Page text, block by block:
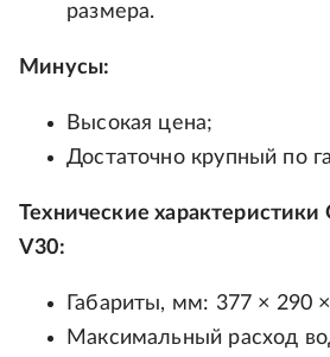
размера.
Минусы:
Высокая цена;
Достаточно крупный по
Технические
V30:
Габариты, мм: 377 × 290
Максимальный расход